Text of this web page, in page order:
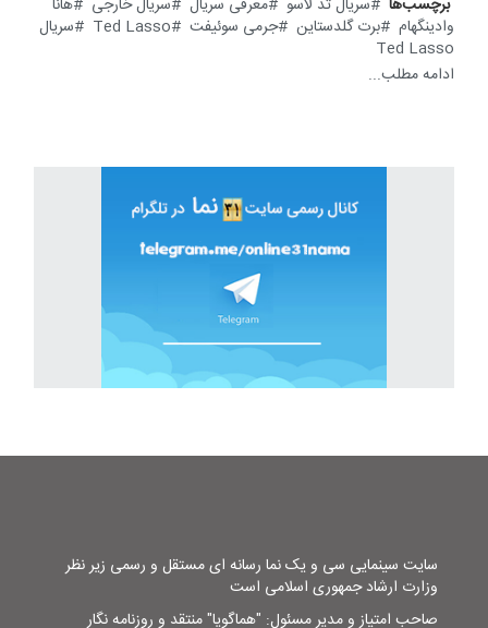
برچسب‌ها
سریال تد لاسو معرفی سریال سریال خارجی
هانا
وادینگهام
برت گلدستاین جرمی سوئیفت Ted Lasso
سریال
Ted Lasso
ادامه مطلب...
سایت سینمایی سی و یک نما رسانه ای مستقل و رسمی زیر نظر
وزارت ارشاد جمهوری اسلامی است
صاحب امتیاز و مدیر مسئول: "هماگویا" منتقد و روزنامه نگار